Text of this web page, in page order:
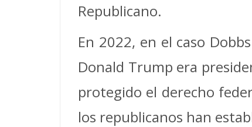
Republicano.
En 2022, en el caso
Donald Trump era
protegido el derecho
los republicanos han